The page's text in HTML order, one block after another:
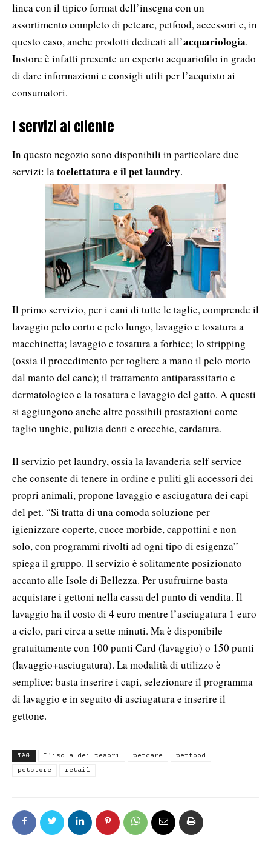
linea con il tipico format dell’insegna con un
assortimento completo di petcare, petfood, accessori e, in
questo caso, anche prodotti dedicati all’acquariologia.
Instore è infatti presente un esperto acquariofilo in grado
di dare informazioni e consigli utili per l’acquisto ai
consumatori.
I servizi al cliente
In questo negozio sono disponibili in particolare due
servizi: latoelettatura e il pet laundry.
Il primo servizio, per i cani di tutte le taglie, comprende il
lavaggio pelo corto e pelo lungo, lavaggio e tosatura a
macchinetta; lavaggio e tosatura a forbice; lo stripping
(ossia il procedimento per togliere a mano il pelo morto
dal manto del cane); il trattamento antiparassitario e
dermatologico e la tosatura e lavaggio del gatto. A questi
si aggiungono anche altre possibili prestazioni come
taglio unghie, pulizia denti e orecchie, cardatura.
Il servizio pet laundry, ossia la lavanderia self service
che consente di tenere in ordine e puliti gli accessori dei
propri animali, propone lavaggio e asciugatura dei capi
del pet. “Si tratta di una comoda soluzione per
igienizzare coperte, cucce morbide, cappottini e non
solo, con programmi rivolti ad ogni tipo di esigenza”
spiega il gruppo. Il servizio è solitamente posizionato
accanto alle Isole di Bellezza. Per usufruirne basta
acquistare i gettoni nella cassa del punto di vendita. Il
lavaggio ha il costo di 4 euro mentre l’asciugatura 1 euro
a ciclo, pari circa a sette minuti. Ma è disponibile
gratuitamente con 100 punti Card (lavaggio) o 150 punti
(lavaggio+asciugatura). La modalità di utilizzo è
semplice: basta inserire i capi, selezionare il programma
di lavaggio e in seguito di asciugatura e inserire il
gettone.
TAG L'isola dei tesori petcare
petfood
petstore
retail